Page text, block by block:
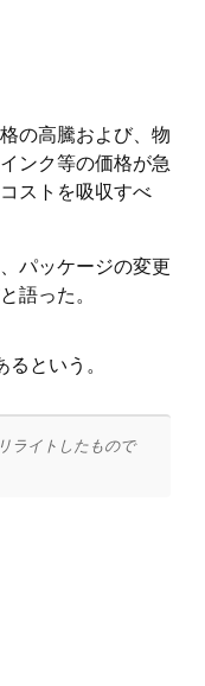
の高騰および、物
ンク等の価格が急
ストを吸収すべ
パッケージの変更
語った。
という。
ライトしたもので